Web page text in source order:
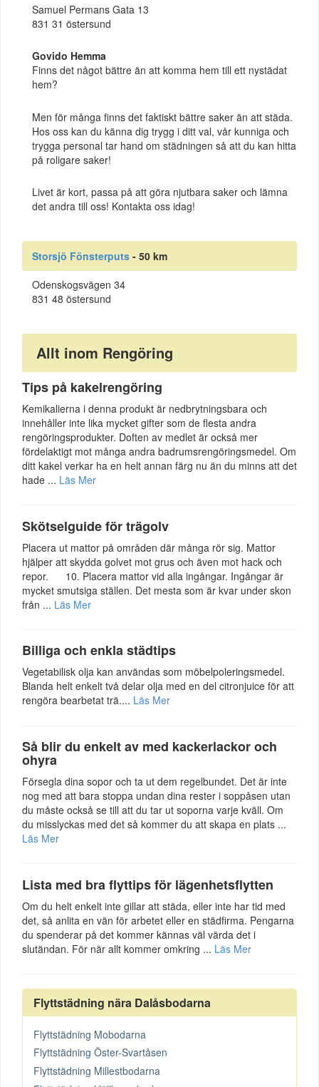
Samuel Permans Gata 13
831 31 östersund
Govido Hemma
Finns det något bättre än att komma hem till ett nystädat
hem?
Men för många finns det faktiskt bättre saker än att städa.
Hos oss kan du känna dig trygg i ditt val, vår kunniga och
trygga personal tar hand om städningen så att du kan hitta
på roligare saker!
Livet är kort, passa på att göra njutbara saker och lämna
det andra till oss! Kontakta oss idag!
Storsjö Fönsterputs - 50 km
Odenskogsvägen 34
831 48 östersund
Allt inom Rengöring
Tips på kakelrengöring
Kemikalierna i denna produkt är nedbrytningsbara och
innehåller inte lika mycket gifter som de flesta andra
rengöringsprodukter. Doften av medlet är också mer
fördelaktigt mot många andra badrumsrengöringsmedel. Om
ditt kakel verkar ha en helt annan färg nu än du minns att det
hade ... Läs Mer
Skötselguide för trägolv
Placera ut mattor på områden där många rör sig. Mattor
hjälper att skydda golvet mot grus och även mot hack och
repor. 10. Placera mattor vid alla ingångar. Ingångar är
mycket smutsiga ställen. Det mesta som är kvar under skon
från ... Läs Mer
Billiga och enkla städtips
Vegetabilisk olja kan användas som möbelpoleringsmedel.
Blanda helt enkelt två delar olja med en del citronjuice för att
rengöra bearbetat trä.... Läs Mer
Så blir du enkelt av med kackerlackor och
ohyra
Försegla dina sopor och ta ut dem regelbundet. Det är inte
nog med att bara stoppa undan dina rester i soppåsen utan
du måste också se till att du tar ut soporna varje kväll. Om
du misslyckas med det så kommer du att skapa en plats ...
Läs Mer
Lista med bra flyttips för lägenhetsflytten
Om du helt enkelt inte gillar att städa, eller inte har tid med
det, så anlita en vän för arbetet eller en städfirma. Pengarna
du spenderar på det kommer kännas väl värda det i
slutändan. För när allt kommer omkring ... Läs Mer
Flyttstädning nära Dalåsbodarna
Flyttstädning Mobodarna
Flyttstädning Öster-Svartåsen
Flyttstädning Millestbodarna